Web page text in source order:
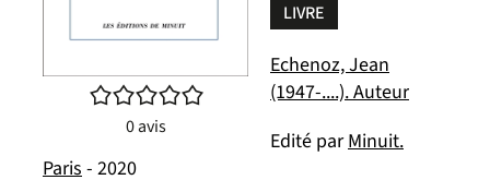
/5
0avis
LIVRE
Echenoz, Jean
(1947-....). Auteur
Edité parMinuit.
Paris- 2020